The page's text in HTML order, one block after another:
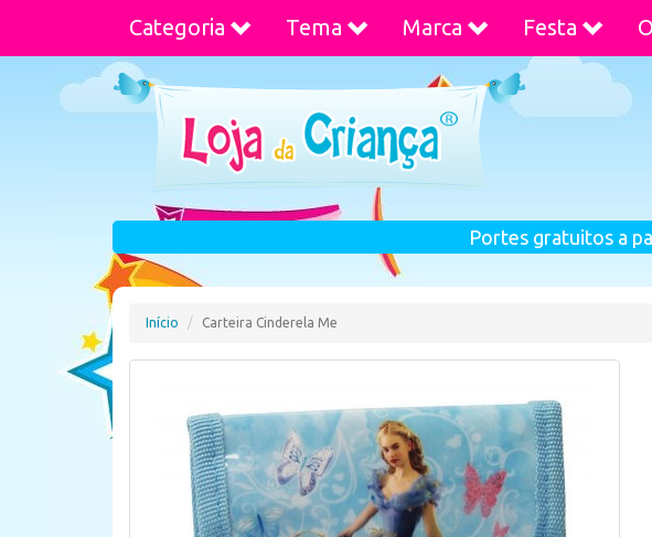
Categoria Tema Marca Festa
Portes gratuitos a
Início Carteira Cinderela Me